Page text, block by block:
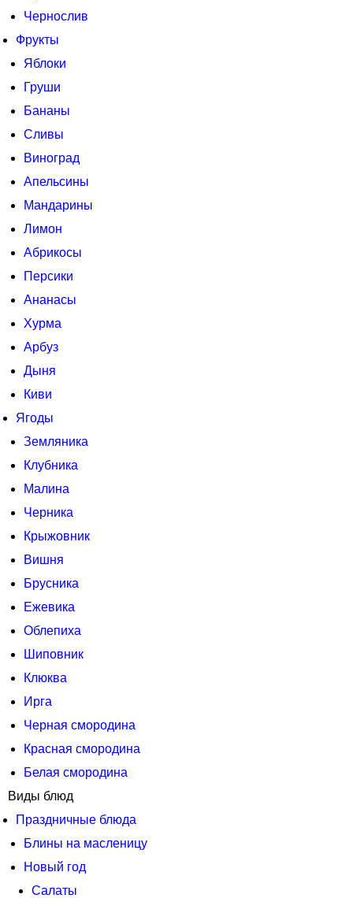
Чернослив
Фрукты
Яблоки
Груши
Бананы
Сливы
Виноград
Апельсины
Мандарины
Лимон
Абрикосы
Персики
Ананасы
Хурма
Арбуз
Дыня
Киви
Ягоды
Земляника
Клубника
Малина
Черника
Крыжовник
Вишня
Брусника
Ежевика
Облепиха
Шиповник
Клюква
Ирга
Черная смородина
Красная смородина
Белая смородина
Виды блюд
Праздничные блюда
Блины на масленицу
Новый год
Салаты